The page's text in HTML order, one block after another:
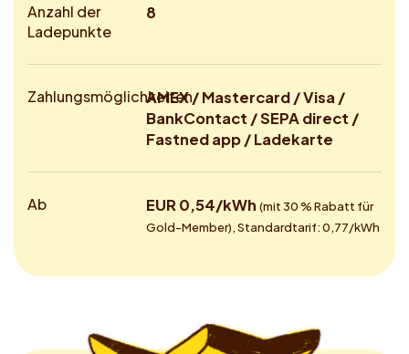
Anzahl der
Ladepunkte
8
ZahlungsmöglichkeitenAMEX / Mastercard / Visa /
BankContact / SEPA direct /
Fastned app / Ladekarte
Ab EUR 0,54/kWh (mit 30 % Rabatt für
Gold-Member), Standardtarif: 0,77/kWh